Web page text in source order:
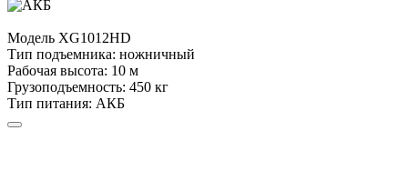
Модель XG1012HD
Тип подъемника: ножничный
Рабочая высота: 10 м
Грузоподъемность: 450 кг
Тип питания: АКБ